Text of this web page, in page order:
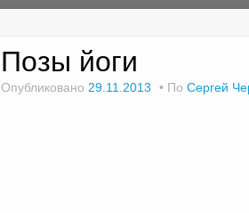
Позы йоги
Опубликовано 29.11.2013 По Сергей